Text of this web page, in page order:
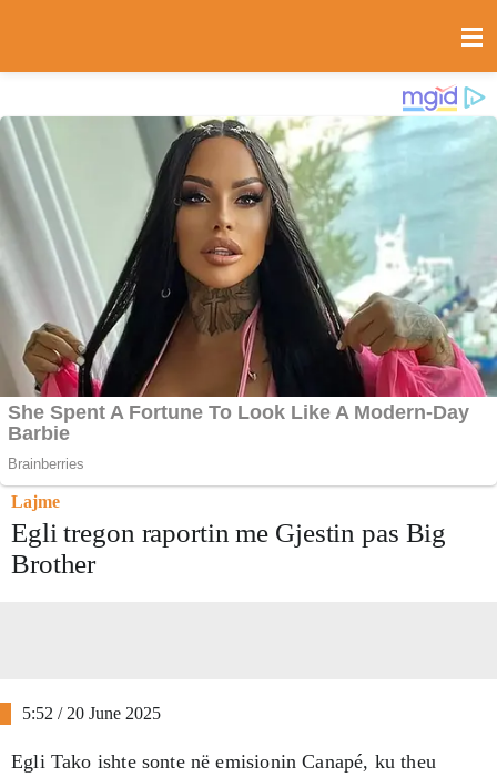
Lajme
Egli tregon raportin me Gjestin pas Big
Brother
5:52 / 20 June 2025
Egli Tako ishte sonte në emisionin Canapé, ku theu